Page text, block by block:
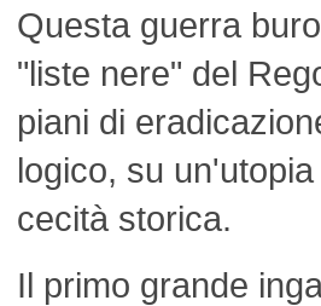
Questa guerra
"liste nere" del
piani di
logico, su
cecità storica.
Il primo grande